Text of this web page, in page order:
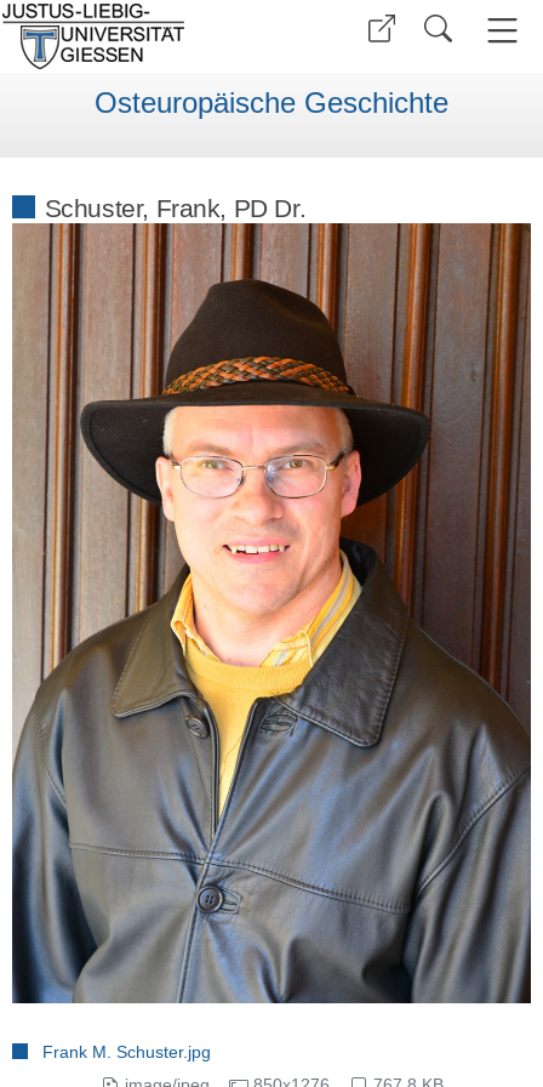
Osteuropäische Geschichte
Schuster, Frank, PD Dr.
Frank M. Schuster.jpg